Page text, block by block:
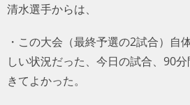
清水選手からは、
・この大会（最終予選の2試合）自
しい状況だった、今日の試合、90
きてよかった。